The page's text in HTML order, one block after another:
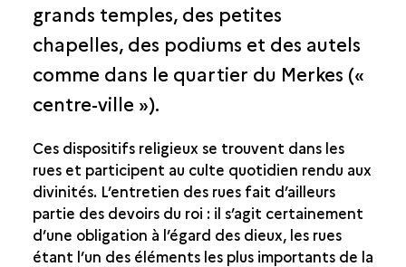
LA FÊTE DU NOUVEL AN BABYLONIEN
LA VILLE DU ROI
grands temples, des petites
chapelles, des podiums et des autels
comme dans le quartier du Merkes («
centre-ville »).
Ces dispositifs religieux se trouvent dans les
rues et participent au culte quotidien rendu aux
divinités. L’entretien des rues fait d’ailleurs
partie des devoirs du roi : il s’agit certainement
d’une obligation à l’égard des dieux, les rues
étant l’un des éléments les plus importants de la